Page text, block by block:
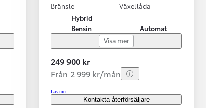
Bränsle
Hybrid
Bensin
Växellåda
Automat
Visa mer
249 900 kr
Från 2 999 kr/mån
Läs mer
Kontakta återförsäljare